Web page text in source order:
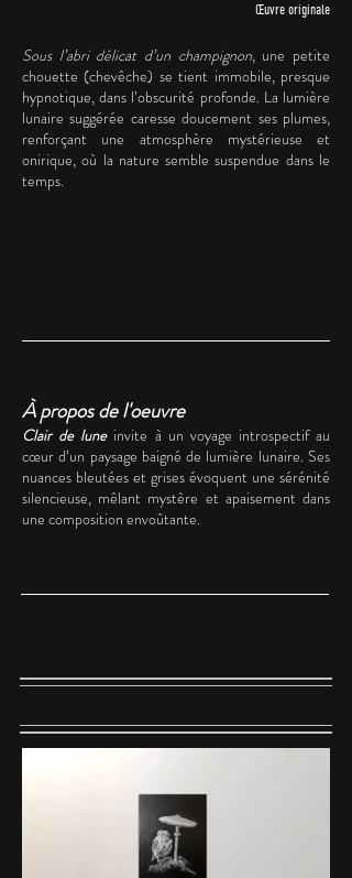
Œuvre originale
Sous l’abri délicat d’un champignon, une petite
chouette (chevêche) se tient immobile, presque
hypnotique, dans l’obscurité profonde. La lumière
lunaire suggérée caresse doucement ses plumes,
renforçant une atmosphère mystérieuse et
onirique, où la nature semble suspendue dans le
temps.
À propos de l'oeuvre
Clair de luneinvite à un voyage introspectif au
cœur d’un paysage baigné de lumière lunaire. Ses
nuances bleutées et grises évoquent une sérénité
silencieuse, mêlant mystère et apaisement dans
une composition envoûtante.